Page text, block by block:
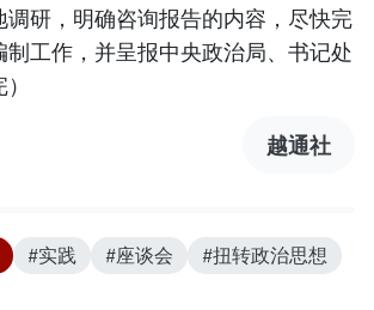
调研，明确咨询报告的内容，尽快完
制工作，并呈报中央政治局、书记处
越通社
#实践 #座谈会
#扭转政治思想